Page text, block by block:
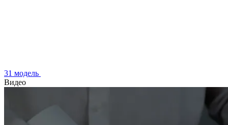
31 модель
Видео